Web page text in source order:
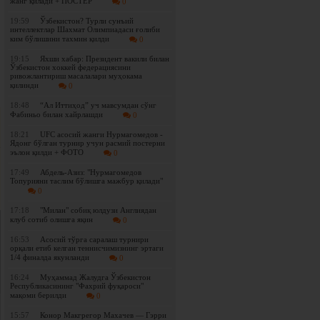
19:59
Ўзбекистон? Турли сунъий
интеллектлар Шахмат Олимпиадаси ғолиби
ким бўлишини тахмин қилди
0
19:15
Яхши хабар: Президент вакили билан
Ўзбекистон хоккей федерациясини
ривожлантириш масалалари муҳокама
қилинди
0
18:48
“Ал Иттиҳод” уч мавсумдан сўнг
Фабиньо билан хайрлашди
0
18:21
UFC асосий жанги Нурмагомедов -
Ядонг бўлган турнир учун расмий постерни
эълон қилди + ФОТО
0
17:49
Абдель-Азиз: "Нурмагомедов
Топурияни таслим бўлишга мажбур қилади"
0
17:18
"Милан" собиқ юлдузи Англиядан
клуб сотиб олишга яқин
0
16:53
Асосий тўрга саралаш турнири
орқали етиб келган теннисчимизнинг эртаги
1/4 финалда якунланди
0
16:24
Муҳаммад Жалудга Ўзбекистон
Республикасининг "Фахрий фуқароси"
мақоми берилди
0
15:57
Конор Макгрегор Махачев — Гэрри